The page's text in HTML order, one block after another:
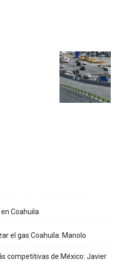
Coahuila
el gas Coahuila: Manolo
competitivas de México: Javier